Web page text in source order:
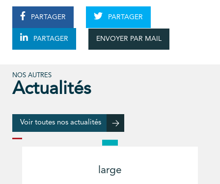
PARTAGER PARTAGER
PARTAGER ENVOYER PAR MAIL
NOS AUTRES
Actualités
Voir toutes nos actualités
large